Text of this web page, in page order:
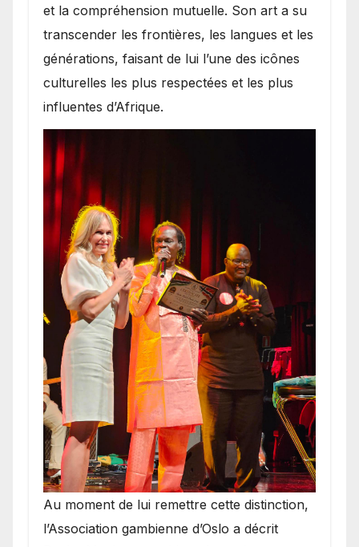
et la compréhension mutuelle. Son art a su
transcender les frontières, les langues et les
générations, faisant de lui l’une des icônes
culturelles les plus respectées et les plus
influentes d’Afrique.
​Au moment de lui remettre cette distinction,
l’Association gambienne d’Oslo a décrit